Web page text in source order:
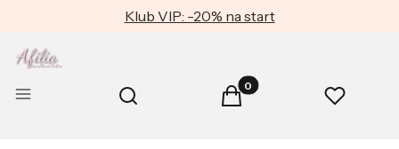
Klub VIP: -20% na start
Menu Otwórz wyszukiwarkę
Szukaj Produkty w koszyku: 0.
Koszyk Ulubione